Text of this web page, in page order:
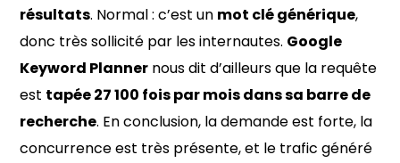
résultats. Normal : c’est un mot clé générique,
donc très sollicité par les internautes. Google
Keyword Planner nous dit d’ailleurs que la requête
est tapée 27 100 fois par mois dans sa barre de
recherche. En conclusion, la demande est forte, la
concurrence est très présente, et le trafic généré